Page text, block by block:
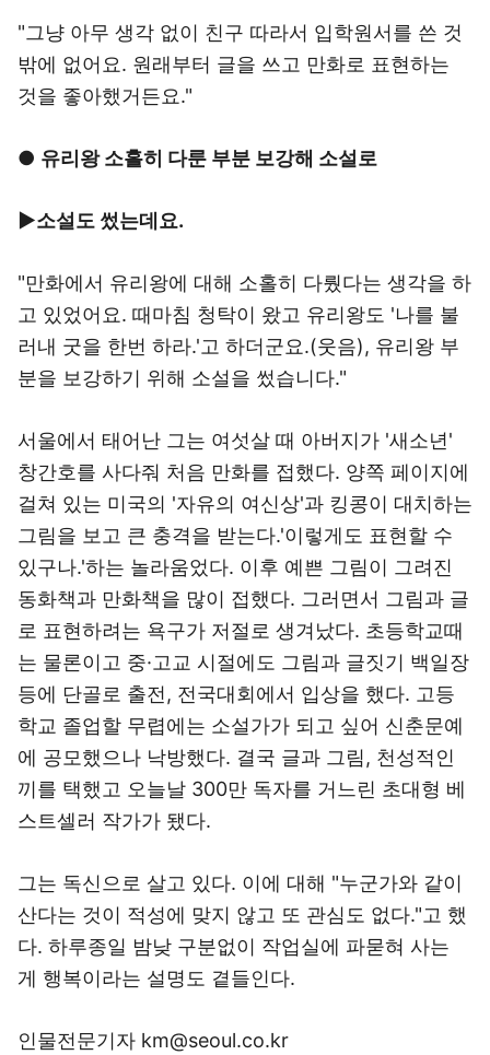
"그냥 아무 생각 없이 친구 따라서 입학원서를 쓴 것
밖에 없어요. 원래부터 글을 쓰고 만화로 표현하는
것을 좋아했거든요."
● 유리왕 소홀히 다룬 부분 보강해 소설로
▶소설도 썼는데요.
"만화에서 유리왕에 대해 소홀히 다뤘다는 생각을 하
고 있었어요. 때마침 청탁이 왔고 유리왕도 '나를 불
러내 굿을 한번 하라.'고 하더군요.(웃음), 유리왕 부
분을 보강하기 위해 소설을 썼습니다."
서울에서 태어난 그는 여섯살 때 아버지가 '새소년'
창간호를 사다줘 처음 만화를 접했다. 양쪽 페이지에
걸쳐 있는 미국의 '자유의 여신상'과 킹콩이 대치하는
그림을 보고 큰 충격을 받는다.'이렇게도 표현할 수
있구나.'하는 놀라움었다. 이후 예쁜 그림이 그려진
동화책과 만화책을 많이 접했다. 그러면서 그림과 글
로 표현하려는 욕구가 저절로 생겨났다. 초등학교때
는 물론이고 중·고교 시절에도 그림과 글짓기 백일장
등에 단골로 출전, 전국대회에서 입상을 했다. 고등
학교 졸업할 무렵에는 소설가가 되고 싶어 신춘문예
에 공모했으나 낙방했다. 결국 글과 그림, 천성적인
끼를 택했고 오늘날 300만 독자를 거느린 초대형 베
스트셀러 작가가 됐다.
그는 독신으로 살고 있다. 이에 대해 "누군가와 같이
산다는 것이 적성에 맞지 않고 또 관심도 없다."고 했
다. 하루종일 밤낮 구분없이 작업실에 파묻혀 사는
게 행복이라는 설명도 곁들인다.
인물전문기자 km@seoul.co.kr